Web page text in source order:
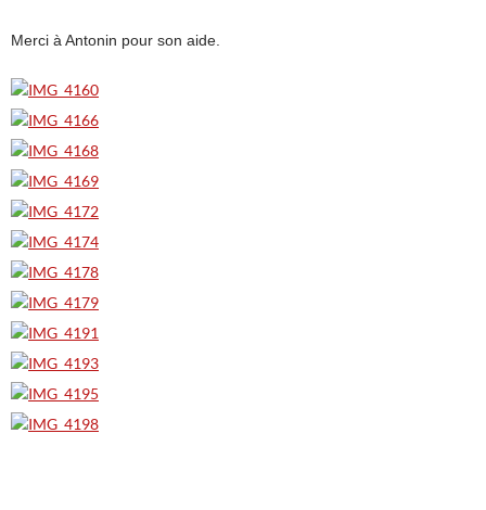
Merci à Antonin pour son aide.